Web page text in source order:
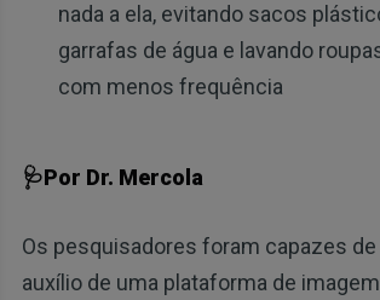
nada a ela, evitando sacos
garrafas de água e lavando
com menos frequência
🩺Por Dr. Mercola
Os pesquisadores foram capazes
auxílio de uma plataforma de